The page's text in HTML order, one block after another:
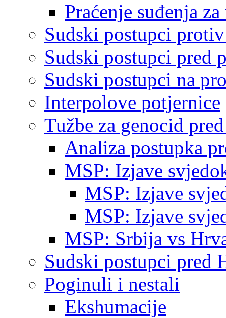
Praćenje suđenja
Sudski postupci
Sudski postupci pred
Sudski postupci na
Interpolove potjernice
Tužbe za genocid
Analiza postupka
MSP: Izjave
MSP: Izjave
MSP: Izjave
MSP: Srbija vs
Sudski postupci pred
Poginuli i nestali
Ekshumacije